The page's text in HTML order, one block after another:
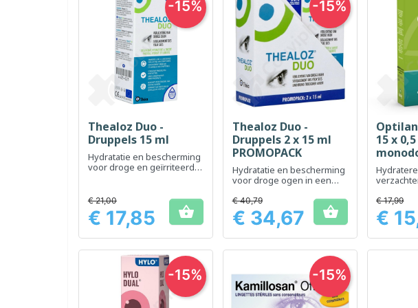
Snel bekijken
Thealoz Duo -
Druppels 15 ml
Hydratatie en bescherming
voor droge en geïrriteerde
Prijs
€ 21,00
€ 17,85 
-15%
Snel bekijken
Thealoz Duo -
Druppels 2 x 15 ml
PROMOPACK
Hydratatie en bescherming
voor droge ogen in een
Prijs
€ 40,79
€ 34,67 
-15%

15 x
ogen
Prijs
€ 17,99
€
-15% -15%